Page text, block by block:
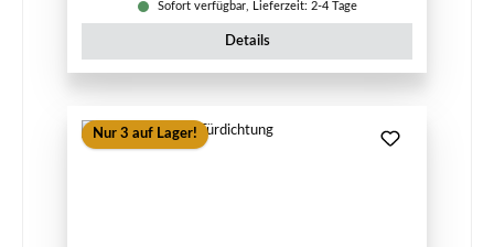
Sofort verfügbar, Lieferzeit: 2-4 Tage
Details
Nur 3 auf Lager!